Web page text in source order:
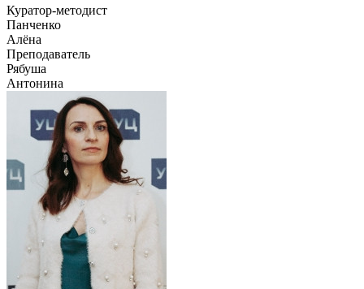
Куратор-методист
Панченко
Алёна
Преподаватель
Рябуша
Антонина